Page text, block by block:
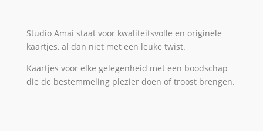
Studio Amai staat voor kwaliteitsvolle en originele
kaartjes, al dan niet met een leuke twist.
Kaartjes voor elke gelegenheid met een boodschap
die de bestemmeling plezier doen of troost brengen.